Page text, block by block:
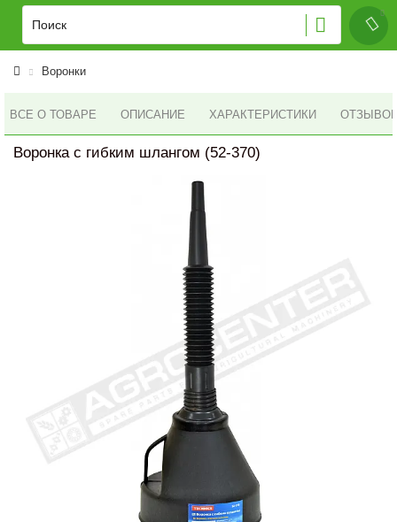
Воронки
ВСЕ О ТОВАРЕ ОПИСАНИЕ ХАРАКТЕРИСТИКИ ОТЗЫВОВ
Воронка с гибким шлангом (52-370)